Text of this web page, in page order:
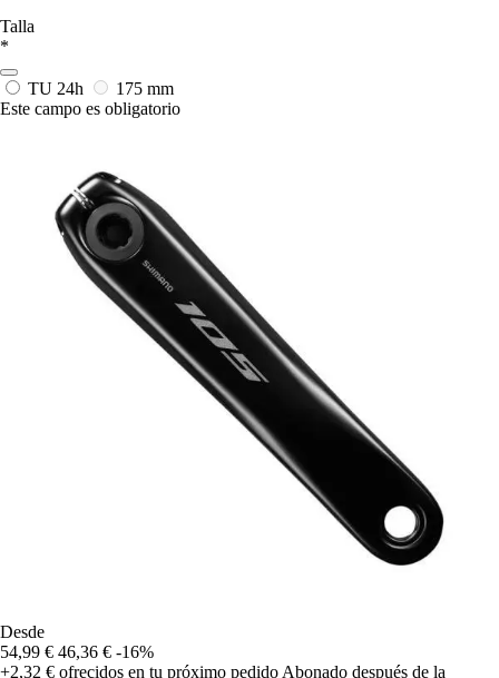
Talla
*
TU 24h
175 mm
Este campo es obligatorio
Desde
54,99 € 46,36 € -16%
+2,32 € ofrecidos en tu próximo pedido Abonado después de la